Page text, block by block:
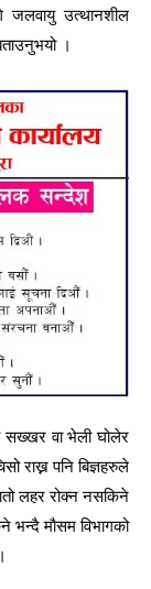
जलवायु उत्थानशील
।
सख्खर वा भेली घोलेर
राख्न पनि बिज्ञहरुले
लहर रोक्न नसकिने
भन्दै मौसम विभागको